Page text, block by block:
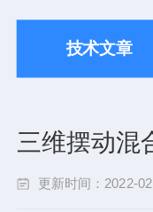
技术文章
三维摆动混
更新时间：2022-